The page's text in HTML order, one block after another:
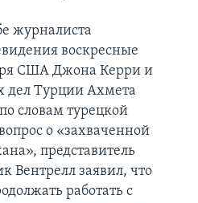
журналиста
воскресные
США Джона Керри и
дел Турции Ахмета
словам турецкой
о «захваченной
представитель
Вентрелл заявил, что
работать с